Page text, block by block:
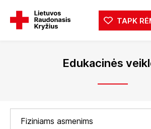
TAPK
Edukacinės
Fiziniams asmenims